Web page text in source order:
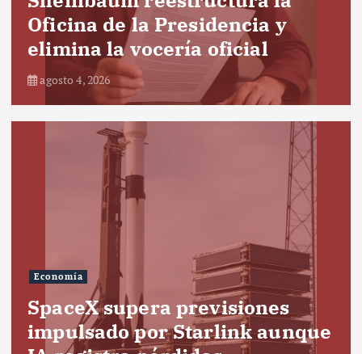
Oficina de la Presidencia y
elimina la vocería oficial
agosto 4, 2026
Economía
SpaceX supera previsiones
impulsado por Starlink aunque